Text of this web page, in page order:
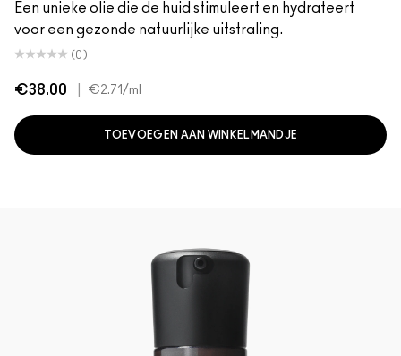
Een unieke olie die de huid stimuleert en hydrateert
voor een gezonde natuurlijke uitstraling.
(0)
€38.00 €2.71 /ml
TOEVOEGEN AAN WINKELMANDJE